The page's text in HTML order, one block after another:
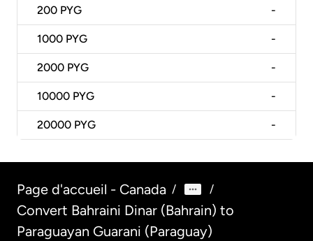
200 PYG -
1000 PYG -
2000 PYG -
10000 PYG -
20000 PYG -
Page d'accueil - Canada / /
Convert Bahraini Dinar (Bahrain) to
Paraguayan Guarani (Paraguay)